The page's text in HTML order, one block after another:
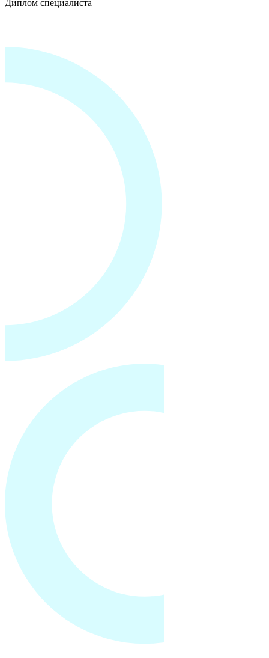
Диплом специалиста